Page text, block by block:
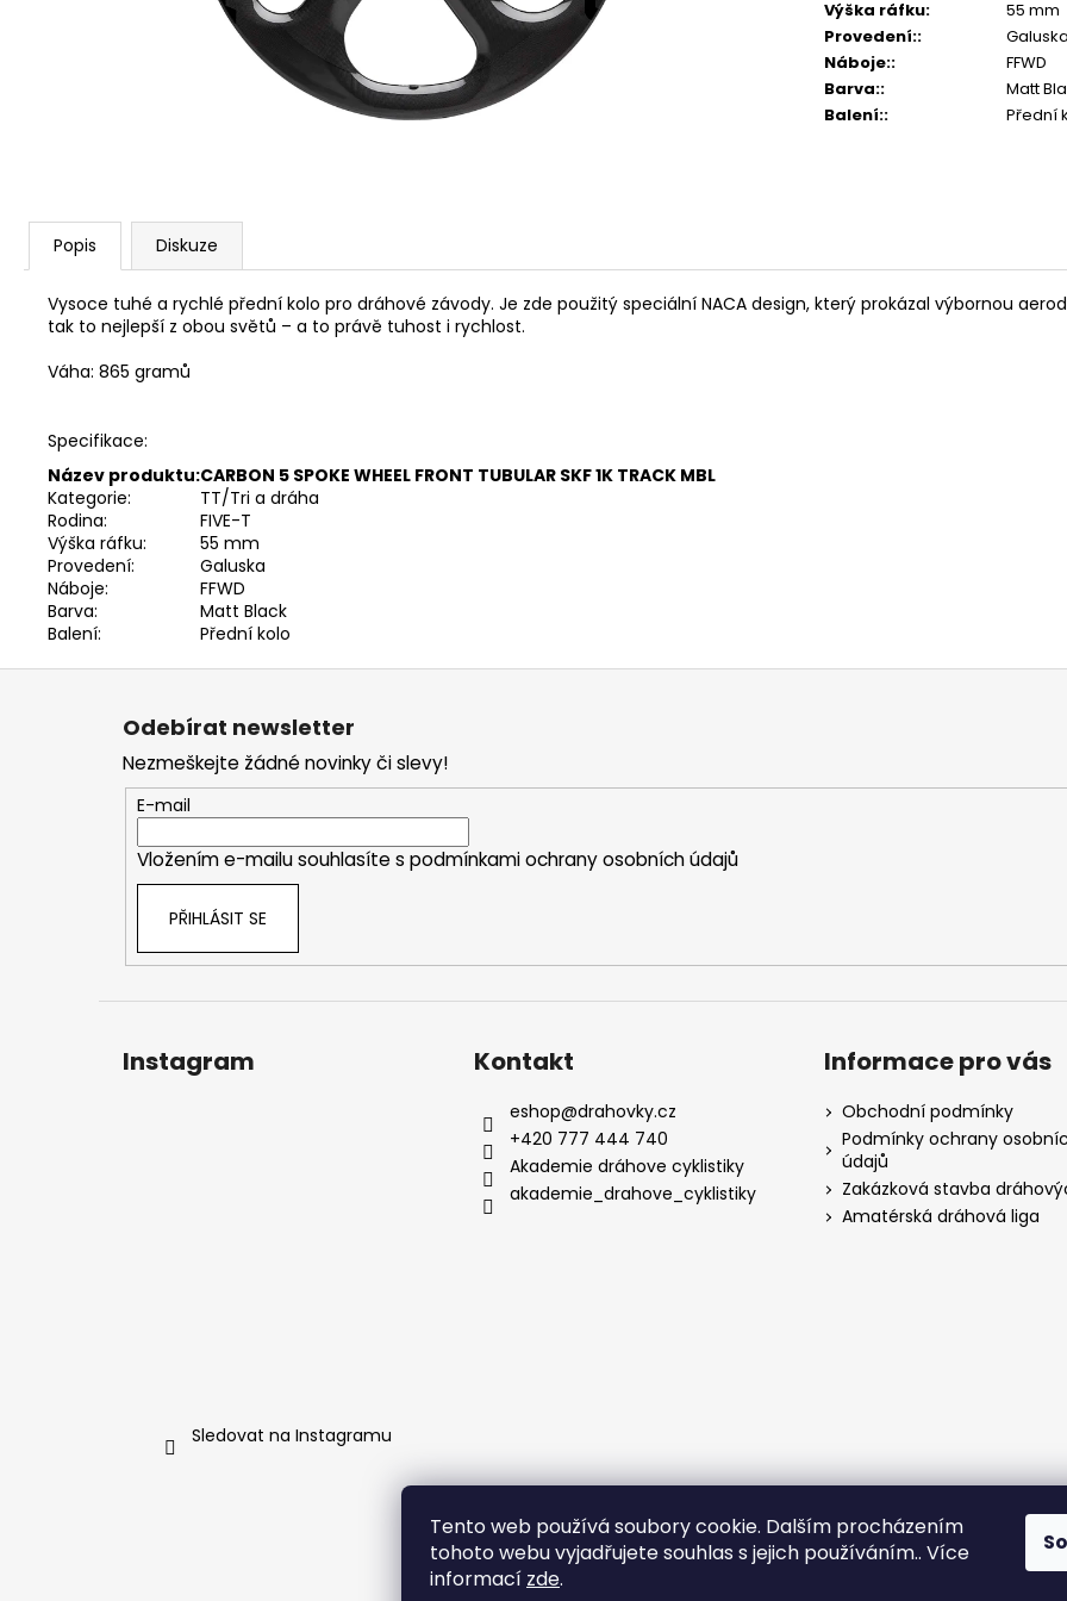
Tento web používá soubory cookie. Dalším procházením
tohoto webu vyjadřujete souhlas s jejich používáním.. Více
informací zde.
Výška ráfku:
55 mm
Provedení::
Galuska
Náboje::
FFWD
Barva::
Matt
Balení:: Přední
Popis Diskuze
Vysoce tuhé a rychlé přední kolo pro dráhové závody. Je zde použitý speciální NACA design, který prokázal výbornou
tak to nejlepší z obou světů – a to právě tuhost i rychlost.
Váha: 865 gramů
Specifikace:
Název produktu:CARBON 5 SPOKE WHEEL FRONT TUBULAR SKF 1K TRACK MBL
Kategorie:
TT/Tri a dráha
Rodina:
FIVE-T
Výška ráfku:
55 mm
Provedení:
Galuska
Náboje:
FFWD
Barva:
Matt Black
Balení:
Přední kolo
CYKLISTICKÁ ČEPIČKA ADC
TRIKO BABSON BY
@ASPHALTCYCLINGLAB
590 Kč
OVONEX
CONCENTRATE
Z
Odebírat newsletter
Nezmeškejte žádné novinky či slevy!
E-mail
Vložením e-mailu souhlasíte s podmínkami ochrany osobních údajů
PŘIHLÁSIT SE
Instagram
Sledovat na Instagramu
Kontakt
eshop@drahovky.cz
+420 777 444 740
Akademie dráhove cyklistiky
akademie_drahove_cyklistiky
Informace pro vás
Obchodní podmínky
Podmínky ochrany
údajů
Zakázková stavba
Amatérská dráhová liga